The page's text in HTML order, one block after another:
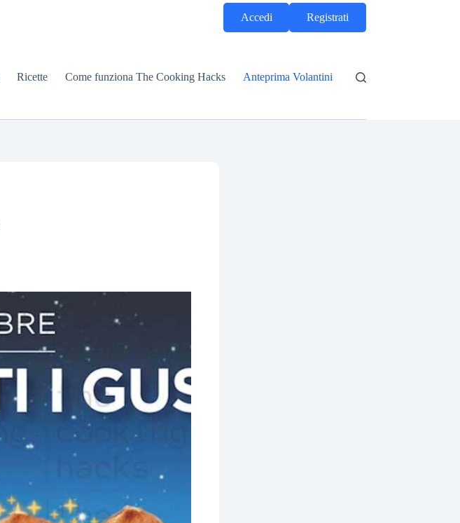
Accedi Registrati
Ricette Come funziona The Cooking Hacks Anteprima Volantini